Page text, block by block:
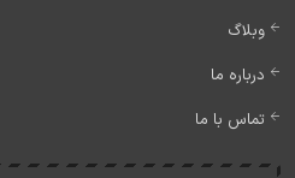
وبلاگ
درباره ما
تماس با ما